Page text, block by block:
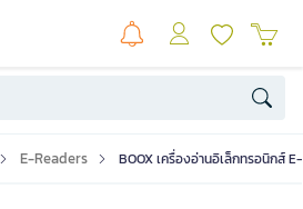
E-Readers BOOX เครื่องอ่านอิเล็กทรอนิกส์